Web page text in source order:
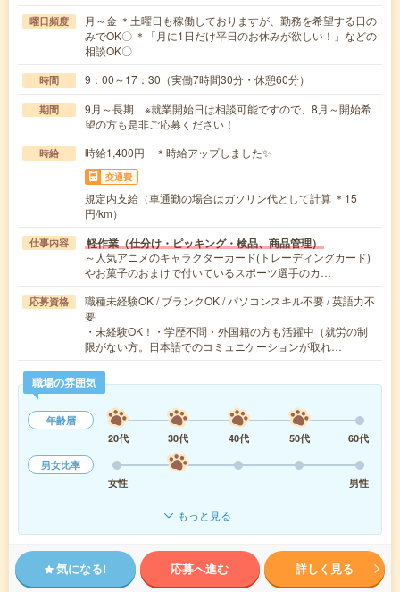
曜日頻度
月～金 ＊土曜日も稼働しておりますが、勤務を希望する日の
みでOK〇 ＊「月に1日だけ平日のお休みが欲しい！」などの
相談OK〇
時間 9：00～17：30（実働7時間30分・休憩60分）
期間
9月～長期 ※就業開始日は相談可能ですので、8月～開始希
望の方も是非ご応募ください！
時給 時給1,400円 ＊時給アップしました✨
交通費
規定内支給（車通勤の場合はガソリン代として計算 ＊15
円/km）
仕事内容 軽作業（仕分け・ピッキング・検品、商品管理）
～人気アニメのキャラクターカード(トレーディングカード)
やお菓子のおまけで付いているスポーツ選手のカ…
応募資格
職種未経験OK / ブランクOK / パソコンスキル不要 / 英語力不
要
・未経験OK！・学歴不問・外国籍の方も活躍中（就労の制
限がない方。日本語でのコミュニケーションが取れ…
職場の雰囲気
年齢層
20代
30代 40代 50代
60代
男女比率
女性
男性
もっと見る
気になる! 応募へ進む 詳しく見る